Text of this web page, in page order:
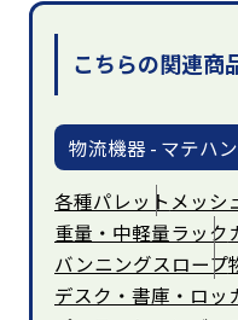
こちらの関連商
物流機器 - マテハン
各種パレット メッシ
重量・中軽量ラック
バンニングスロープ
デスク・書庫・ロ